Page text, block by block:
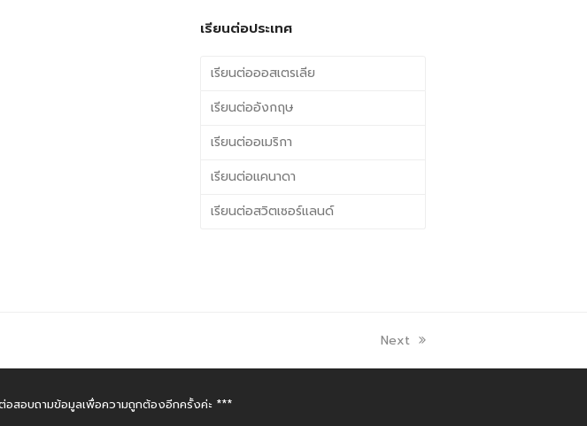
เรียนต่อประเทศ
เรียนต่อออสเตรเลีย
เรียนต่ออังกฤษ
เรียนต่ออเมริกา
เรียนต่อแคนาดา
เรียนต่อสวิตเซอร์แลนด์
Next
อสอบถามข้อมูลเพื่อความถูกต้องอีกครั้งค่ะ ***